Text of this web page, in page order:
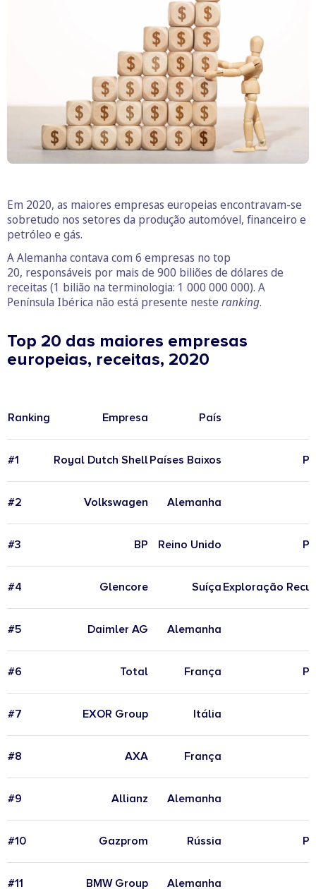
Em 2020, as maiores empresas europeias encontravam-se
sobretudo nos setores da produção automóvel, financeiro e
petróleo e gás.
A Alemanha contava com 6 empresas no top
20, responsáveis por mais de 900 biliões de dólares de
receitas (1 bilião na terminologia: 1 000 000 000). A
Península Ibérica não está presente neste ranking.
Top 20 das maiores empresas
europeias, receitas, 2020
Ranking Empresa País
#1 Royal Dutch ShellPaíses Baixos
#2 Volkswagen Alemanha
#3 BP Reino Unido
#4 Glencore Suíça Exploração
#5 Daimler AG Alemanha
#6 Total França
#7 EXOR Group Itália
#8 AXA França
#9 Allianz Alemanha
#10 Gazprom Rússia
#11 BMW Group Alemanha